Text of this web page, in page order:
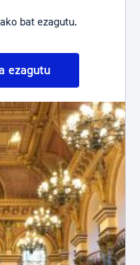
bat ezagutu.
ezagutu